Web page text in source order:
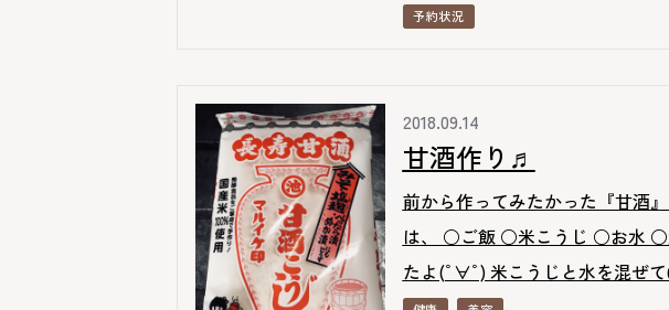
予約状況
2018.09.14
甘酒作り♬
前から作ってみたかった『甘酒
は、 ○ご飯 ○米こうじ ○お水
たよ(ﾟ∀ﾟ) 米こうじと水を混ぜ